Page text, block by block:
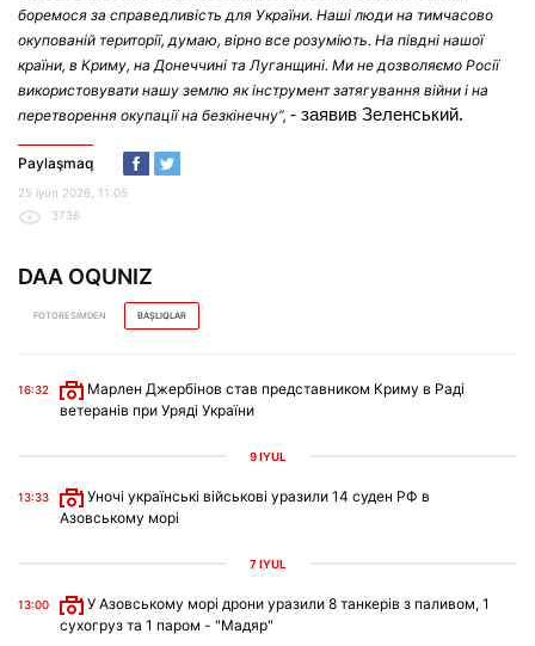
боремося за справедливість для України. Наші люди на тимчасово
окупованій території, думаю, вірно все розуміють. На півдні нашої
країни, в Криму, на Донеччині та Луганщині. Ми не дозволяємо Росії
використовувати нашу землю як інструмент затягування війни і на
перетворення окупації на безкінечну”, - заявив Зеленський.
Paylaşmaq
25 iyün 2026, 11:05
3736
DAA OQUNIZ
FOTORESIMDEN BAŞLIQLAR
16:32
Марлен Джербінов став представником Криму в Раді
ветеранів при Уряді України
9 IYÜL
13:33
Уночі українські військові уразили 14 суден РФ в
Азовському морі
7 IYÜL
13:00
У Азовському морі дрони уразили 8 танкерів з паливом, 1
сухогруз та 1 паром - "Мадяр"